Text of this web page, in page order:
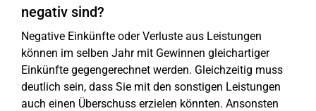
negativ sind?
Negative Einkünfte oder Verluste aus Leistungen
können im selben Jahr mit Gewinnen gleichartiger
Einkünfte gegengerechnet werden. Gleichzeitig muss
deutlich sein, dass Sie mit den sonstigen Leistungen
auch einen Überschuss erzielen könnten. Ansonsten